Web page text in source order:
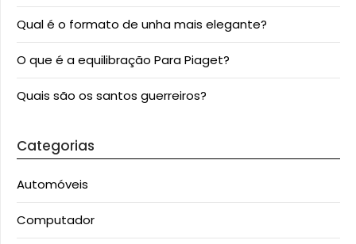
Qual é o formato de unha mais elegante?
O que é a equilibração Para Piaget?
Quais são os santos guerreiros?
Categorias
Automóveis
Computador